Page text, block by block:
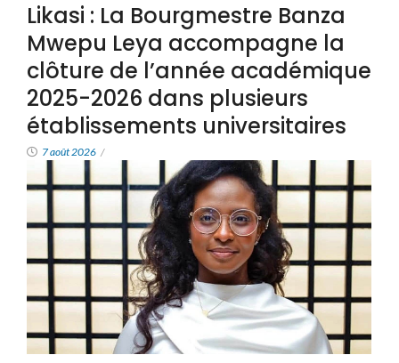
Likasi : La Bourgmestre Banza
Mwepu Leya accompagne la
clôture de l’année académique
2025-2026 dans plusieurs
établissements universitaires
7 août 2026 /